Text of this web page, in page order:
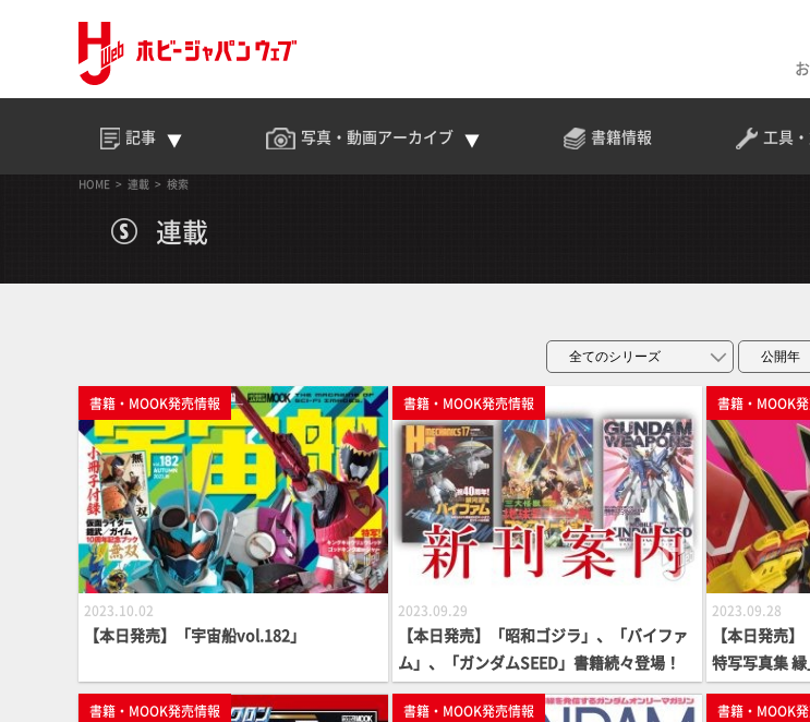
記事 写真・動画アーカイブ 書籍情報 工具
HOME 連載 検索
連載
書籍・MOOK発売情報
2023.10.02
【本日発売】「宇宙船vol.182」
書籍・MOOK発売情報
2023.09.29
【本日発売】「昭和ゴジラ」、「バイファ
ム」、「ガンダムSEED」書籍続々登場！
書籍・MOOK
2023.09.28
【本日発売
特写写真集 縁
書籍・MOOK発売情報 書籍・MOOK発売情報 書籍・MOOK